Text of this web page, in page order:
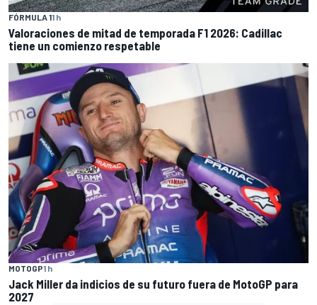
FÓRMULA 11 h
Valoraciones de mitad de temporada F1 2026: Cadillac
tiene un comienzo respetable
MOTOGP1 h
Jack Miller da indicios de su futuro fuera de MotoGP para
2027